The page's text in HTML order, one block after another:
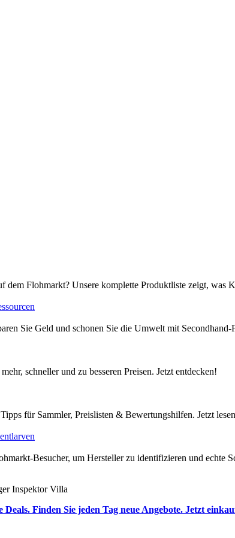
Flohmarkt? Unsere komplette Produktliste zeigt, was
Sie Geld und schonen Sie die Umwelt mit Secondhand-
schneller und zu besseren Preisen. Jetzt entdecken!
für Sammler, Preislisten & Bewertungshilfen. Jetzt
Besucher, um Hersteller zu identifizieren und echte
Inspektor Villa
Deals. Finden Sie jeden Tag neue Angebote. Jetzt